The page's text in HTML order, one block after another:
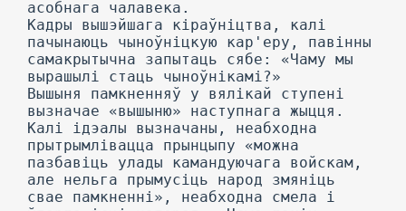
асобнага чалавека.
Кадры вышэйшага кіраўніцтва, калі
пачынаюць чыноўніцкую кар'еру, павінны
самакрытычна запытаць сябе: «Чаму мы
вырашылі стаць чыноўнікамі?»
Вышыня памкненняў у вялікай ступені
вызначае «вышыню» наступнага жыцця.
Калі ідэалы вызначаны, неабходна
прытрымлівацца прынцыпу «можна
пазбавіць улады камандуючага войскам,
але нельга прымусіць народ змяніць
свае памкненні», неабходна смела і